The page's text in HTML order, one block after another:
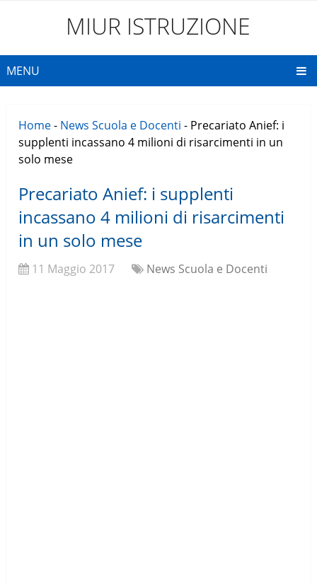
MIUR ISTRUZIONE
MENU
Home- News Scuola e Docenti - Precariato Anief: i
supplenti incassano 4 milioni di risarcimenti in un
solo mese
Precariato Anief: i supplenti
incassano 4 milioni di risarcimenti
in un solo mese
11 Maggio 2017 News Scuola e Docenti